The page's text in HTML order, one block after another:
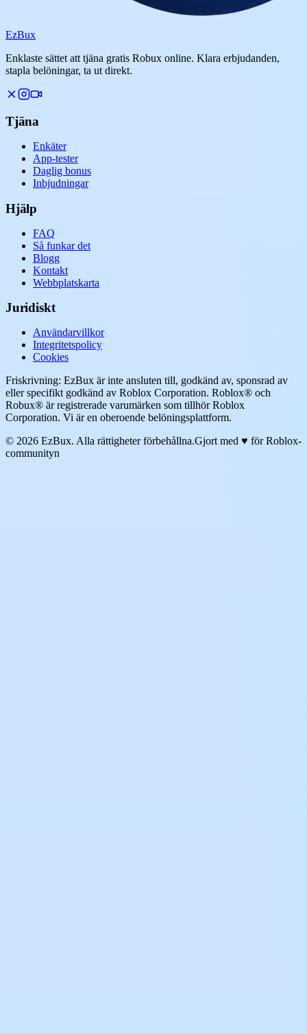
EzBux
Enklaste sättet att tjäna gratis Robux online. Klara erbjudanden,
stapla belöningar, ta ut direkt.
Tjäna
Enkäter
App-tester
Daglig bonus
Inbjudningar
Hjälp
FAQ
Så funkar det
Blogg
Kontakt
Webbplatskarta
Juridiskt
Användarvillkor
Integritetspolicy
Cookies
Friskrivning: EzBux är inte ansluten till, godkänd av, sponsrad av
eller specifikt godkänd av Roblox Corporation. Roblox® och
Robux® är registrerade varumärken som tillhör Roblox
Corporation. Vi är en oberoende belöningsplattform.
© 2026 EzBux. Alla rättigheter förbehållna.Gjort med ♥ för Roblox-
communityn